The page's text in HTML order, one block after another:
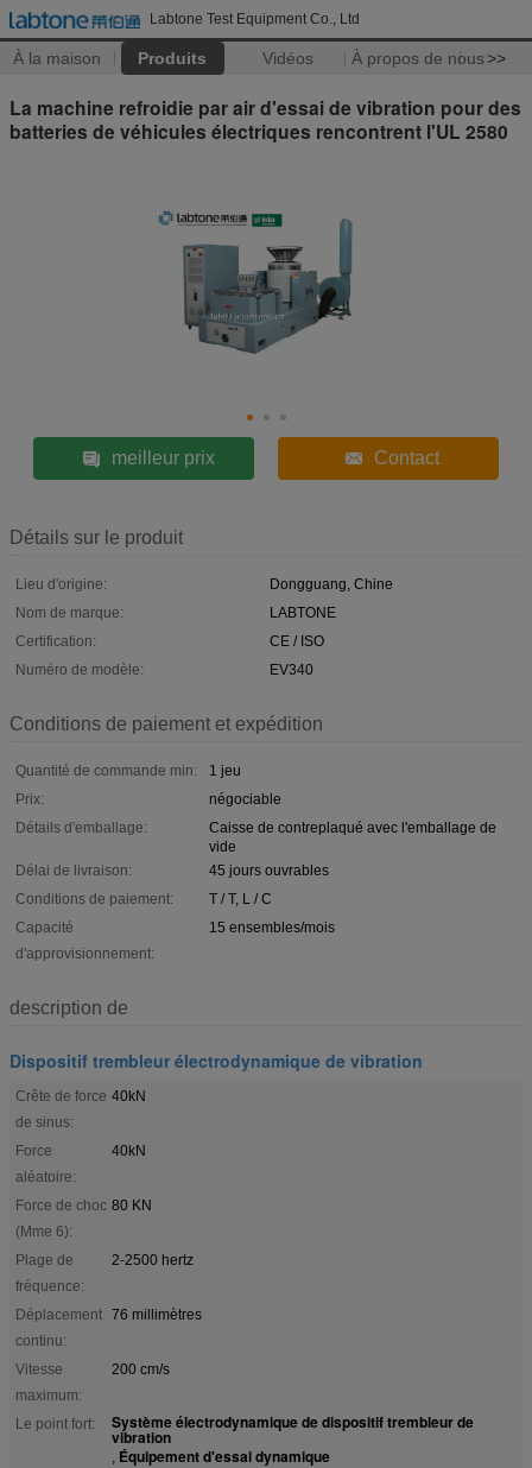
Labtone Test Equipment Co., Ltd
À la maison Produits Vidéos À propos de nous>>
La machine refroidie par air d'essai de vibration pour des
batteries de véhicules électriques rencontrent l'UL 2580
meilleur prix Contact
Détails sur le produit
Lieu d'origine:
Dongguang, Chine
Nom de marque:
LABTONE
Certification:
CE / ISO
Numéro de modèle:
EV340
Conditions de paiement et expédition
Quantité de commande min:
1 jeu
Prix:
négociable
Détails d'emballage:
Caisse de contreplaqué avec l'emballage de
vide
Délai de livraison:
45 jours ouvrables
Conditions de paiement:
T / T, L / C
Capacité
d'approvisionnement:
15 ensembles/mois
description de
Dispositif trembleur électrodynamique de vibration
Crête de force
de sinus:
40kN
Force
aléatoire:
40kN
Force de choc
(Mme 6):
80 KN
Plage de
fréquence:
2-2500 hertz
Déplacement
continu:
76 millimètres
Vitesse
maximum:
200 cm/s
Le point fort: Système électrodynamique de dispositif trembleur de
vibration
, Équipement d'essai dynamique